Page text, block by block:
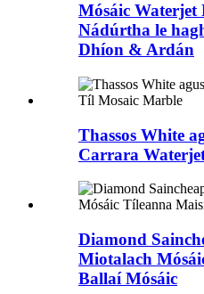
Mósáic
Nádúrtha le
Dhíon & Ardán
Thassos White
Carrara
Diamond
Miotalach
Ballaí Mósáic